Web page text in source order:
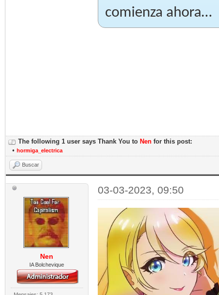
comienza ahora…
The following 1 user says Thank You to Nen for this post:
• hormiga_electrica
Buscar
Nen
IA Bolchevique
03-03-2023, 09:50